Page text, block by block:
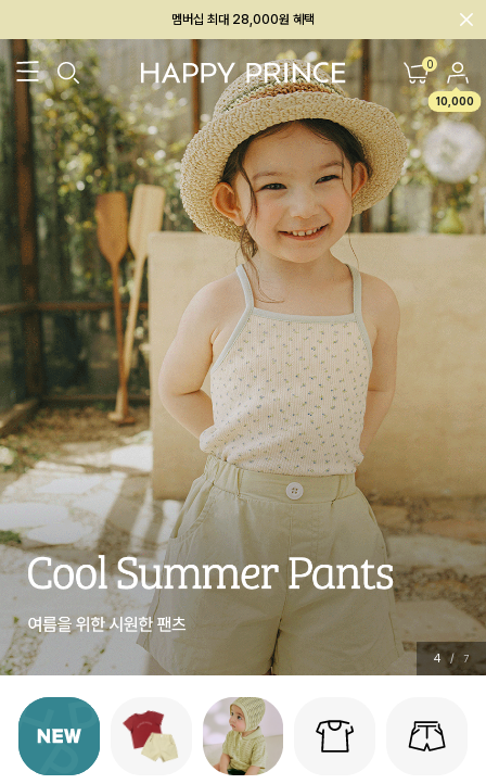
회원전용 아울렛, 가입하면 ~60% 할인!
멤버십 최대 28,000원 혜택 0
10,000
26SS 신상 BEST BABY[6~12M] 아우터/상의 하의/레깅스
4 / 7